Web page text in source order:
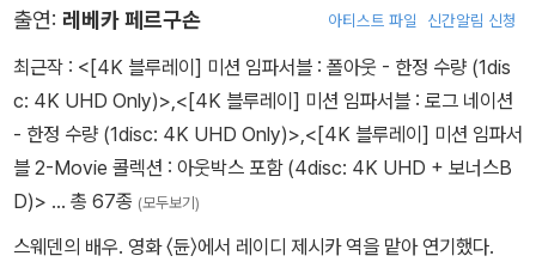
출연: 레베카 페르구손 아티스트 파일 신간알림 신청
최근작 : <[4K 블루레이] 미션 임파서블 : 폴아웃 - 한정 수량 (1dis
c: 4K UHD Only)>,<[4K 블루레이] 미션 임파서블 : 로그 네이션
- 한정 수량 (1disc: 4K UHD Only)>,<[4K 블루레이] 미션 임파서
블 2-Movie 콜렉션 : 아웃박스 포함 (4disc: 4K UHD + 보너스B
D)> … 총 67종 (모두보기)
스웨덴의 배우. 영화 〈듄〉에서 레이디 제시카 역을 맡아 연기했다.